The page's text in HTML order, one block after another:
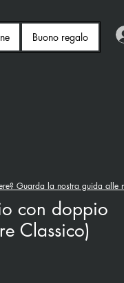
Buono regalo
con doppio
Classico)
Guarda la nostra guida alle